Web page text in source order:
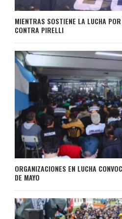
MIENTRAS SOSTIENE LA LUCHA
CONTRA PIRELLI
ORGANIZACIONES EN LUCHA
DE MAYO